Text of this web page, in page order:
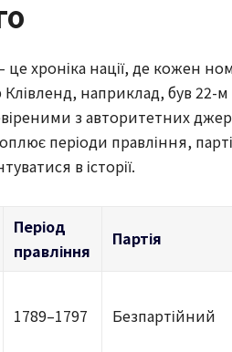
хроніка нації, де кожен
Клівленд, наприклад, був
з авторитетних
періоди правління,
в історії.
Період
правління
Партія
1789–1797 Безпартійний